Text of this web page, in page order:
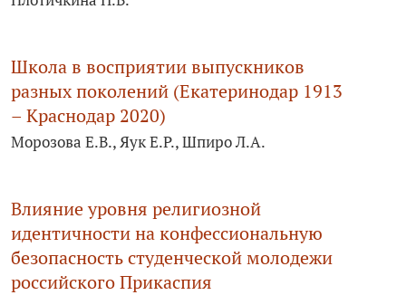
Школа в восприятии выпускников
разных поколений (Екатеринодар 1913
– Краснодар 2020)
Морозова Е.В., Яук Е.Р., Шпиро Л.А.
Влияние уровня религиозной
идентичности на конфессиональную
безопасность студенческой молодежи
российского Прикаспия